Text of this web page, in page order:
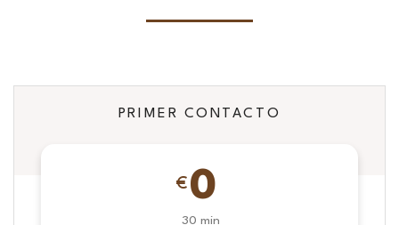
PRIMER CONTACTO
€ 0
30 min